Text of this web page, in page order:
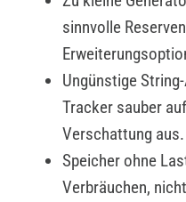
sinnvolle
Ungünstige
Tracker sauber
Verschattung aus.
Speicher ohne
Verbräuchen,